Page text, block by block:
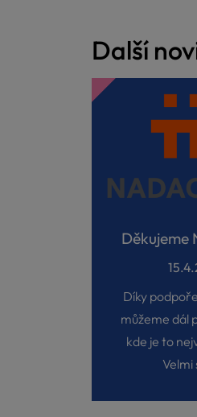
Další
Děkujeme
Díky
můžeme dál
kde je to
Velmi